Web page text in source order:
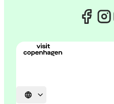
Velg språk